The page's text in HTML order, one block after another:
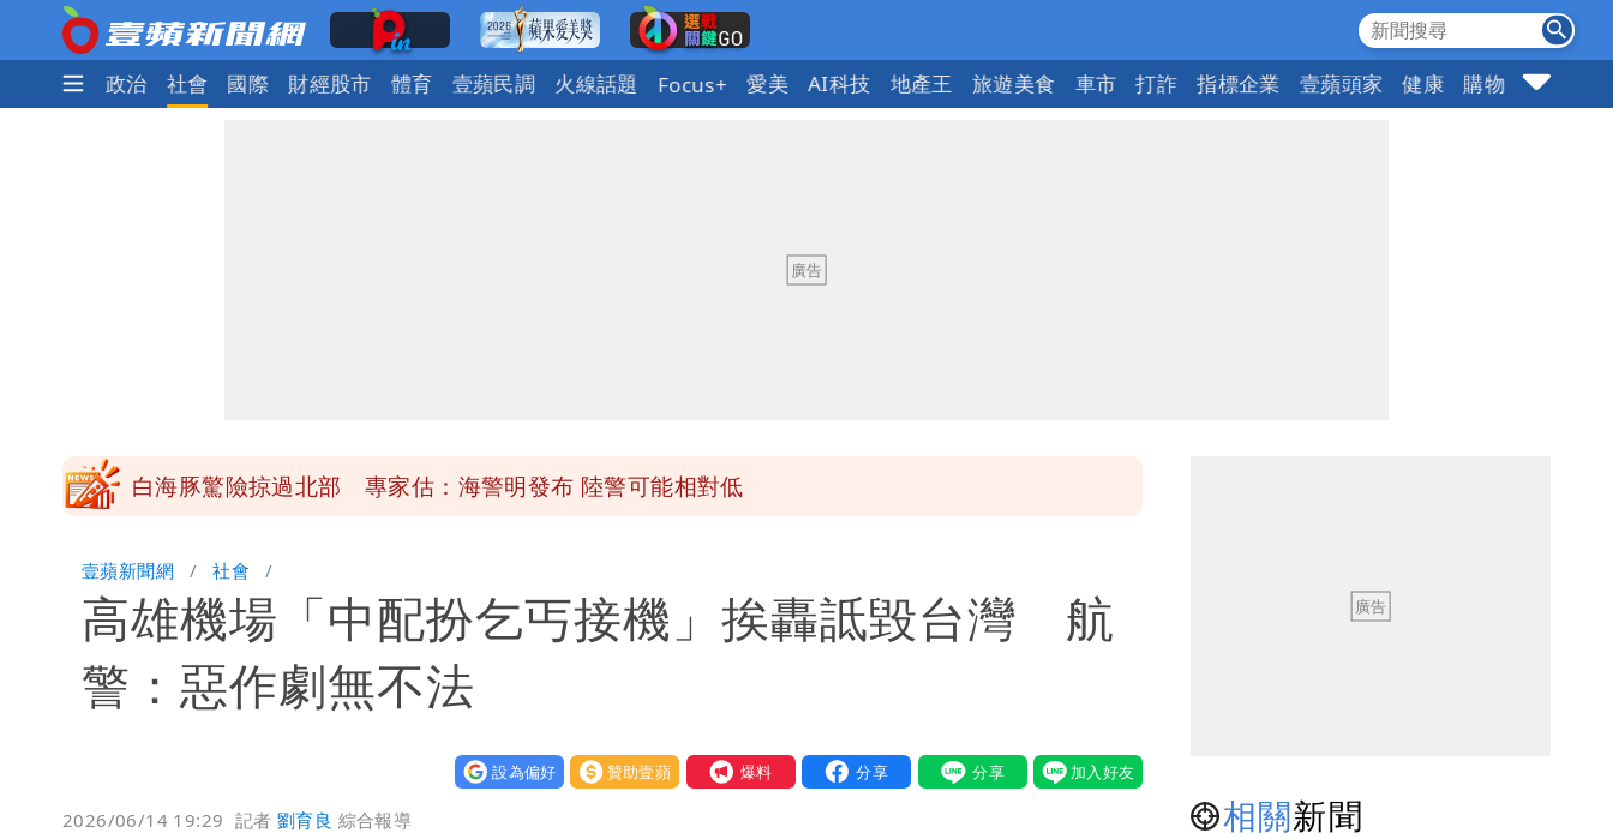
生活 政治 社會 國際 財經股市 體育 壹蘋民調 火線話題 Focus+ 愛美 AI科技 地產王 旅遊美食 車市 打詐 指標企業 壹蘋頭家 健康 購物 女神
白海豚驚險掠過北部 專家估：海警明發布 陸警可能相對低
白海豚颱風逼近！鄭明典示警「恐遇黑潮變強」 路徑分歧藏警訊：不利強度維持
壹蘋新聞網 社會
高雄機場「中配扮乞丐接機」挨轟詆毀台灣 航
警：惡作劇無不法
設為偏好 贊助壹蘋 我要爆料
2026/06/14 19:29 記者劉育良 綜合報導 相關新聞